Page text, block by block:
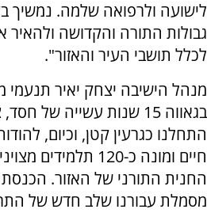
לישועה ולרפואה שלמה. נמשיך
גבולות התורה והקדושה
לכלל תושבי העיר והאזור".
מנהל הישיבה יצחק יאיר תנעמי
בגאווה 15 שנות עשייה של
התחלנו כגרעין קטן, וכיום,
חיים ומונה כ-120
החנית התורני של האזור.
מסמלת עבורנו שלב חדש של